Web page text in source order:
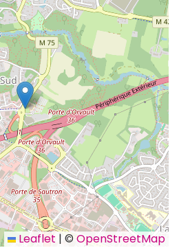
Leaflet |©OpenStreetMap